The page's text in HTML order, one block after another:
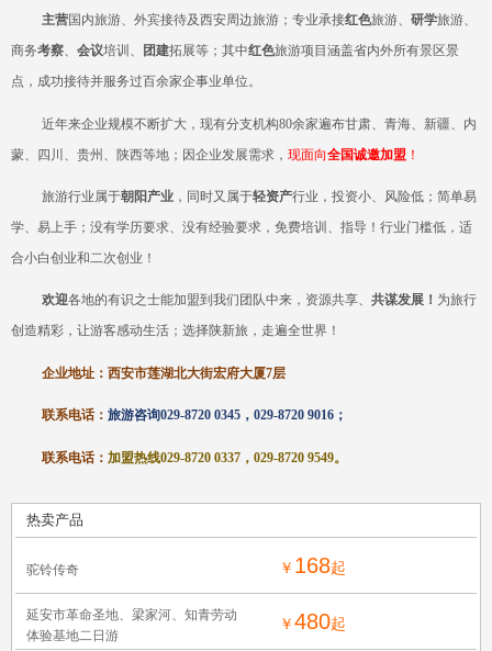
主营国内旅游、外宾接待及西安周边旅游；专业承接红色旅游、研学旅游、
商务考察、 会议培训、 团建拓展等；其中红色旅游项目涵盖省内外所有景区景
点， 成功接待并服务过百余家企事业单位。
近年来企业规模不断扩大，现有分支机构80余家遍布甘肃、青海、新疆、内
蒙、四川、贵州、陕西等地；因企业发展需求， 现面向全国诚邀加盟 ！
旅游行业属于朝阳产业 ，同时又属于轻资产行业，投资小、风险低；简单易
学、易上手；没有学历要求、没有经验要求，免费培训、指导！行业门槛低，适
合小白创业和二次创业！
欢迎各地的有识之士能加盟到我们团队中来，资源共享、共谋发展！ 为旅行
创造精彩，让游客感动生活；选择陕新旅，走遍全世界！
企业地址：西安市莲湖北大街宏府大厦7层
联系电话：旅游咨询029-8720 0345，029-8720 9016；
联系电话：加盟热线029-8720 0337，029-8720 9549。
热卖产品
驼铃传奇 ￥ 168起
延安市革命圣地、梁家河、知青劳动
体验基地二日游
￥480起